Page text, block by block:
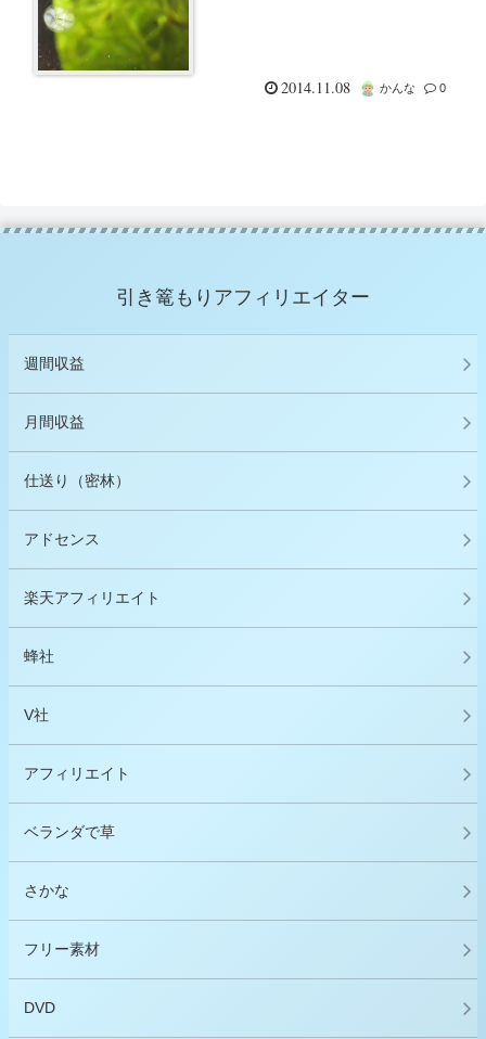
2014.11.08 かんな 0
引き篭もりアフィリエイター
週間収益
月間収益
仕送り（密林）
アドセンス
楽天アフィリエイト
蜂社
V社
アフィリエイト
ベランダで草
さかな
フリー素材
DVD